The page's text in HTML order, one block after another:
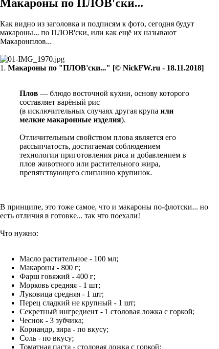
Макароны по ПЛОВ'ски...
Как видно из заголовка и подписям к фото, сегодня будут
макароны... по ПЛОВ'ски, или как ещё их называют
Макаронплов...
1. Макароны по "ПЛОВ'ски..." [© NickFW.ru - 18.11.2018]
Плов — блюдо восточной кухни, основу которого
составляет варёный рис
(в исключительных случаях другая крупа или
мелкие макаронные изделия).
Отличительным свойством плова является его
рассыпчатость, достигаемая соблюдением
технологии приготовления риса и добавлением в
плов животного или растительного жира,
препятствующего слипанию крупинок.
В принципе, это тоже самое, что и макароны по-флотски... но
есть отличия в готовке... так что поехали!
Что нужно:
Масло растительное - 100 мл;
Макароны - 800 г;
Фарш говяжий - 400 г;
Морковь средняя - 1 шт;
Луковица средняя - 1 шт;
Перец сладкий не крупный - 1 шт;
Секретный ингредиент - 1 столовая ложка с горкой;
Чеснок - 3 зубчика;
Кориандр, зира - по вкусу;
Соль - по вкусу;
Томатная паста - столовая ложка с горкой;